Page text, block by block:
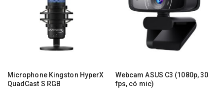
Microphone Kingston HyperX
QuadCast S RGB
Webcam ASUS C3 (1080p, 30
fps, có mic)